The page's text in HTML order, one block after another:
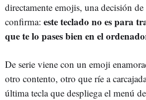
directamente emojis, una decisión
confirma: este teclado no es para
que te lo pases bien en el
De serie viene con un emoji
otro contento, otro que ríe a
última tecla que despliega el menú